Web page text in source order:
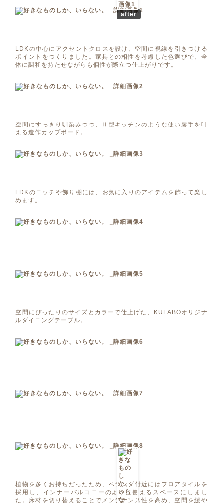
after
LDKの中心にアクセントクロスを設け、空間に視線を引きつける
ポイントをつくりました。家具との相性を考慮した色選びで、全
体に調和を持たせながらも個性が際立つ仕上がりです。
空間にすっきり馴染みつつ、Ⅱ型キッチンのような使い勝手を叶
える造作カップボード。
LDKのニッチや飾り棚には、お気に入りのアイテムを飾って楽し
めます。
空間にぴったりのサイズとカラーで仕上げた、KULABOオリジナ
ルダイニングテーブル。
植物を多くお持ちだったため、ベランダ付近にはフロアタイルを
採用し、インナーバルコニーのように使えるスペースにしまし
た。床材を切り替えることでメンテナンス性を高め、空間を緩や